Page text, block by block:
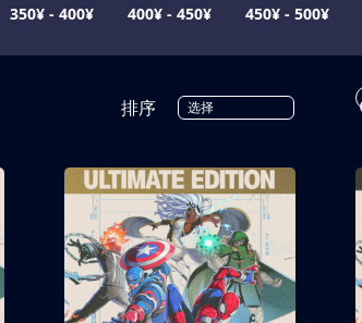
350¥ - 400¥ 400¥ - 450¥ 450¥ - 500¥
排序 选择